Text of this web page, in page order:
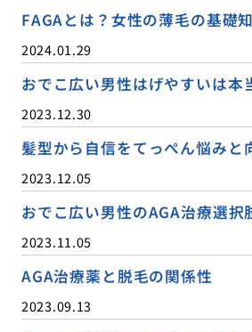
FAGAとは？女性の薄毛の基礎
2024.01.29
おでこ広い男性はげやすいは本
2023.12.30
髪型から自信をてっぺん悩みと
2023.12.05
おでこ広い男性のAGA治療選択
2023.11.05
AGA治療薬と脱毛の関係性
2023.09.13